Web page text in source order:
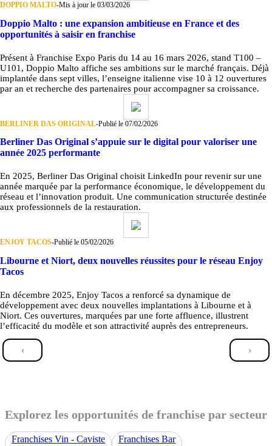
DOPPIO MALTO-Mis à jour le 03/03/2026
Doppio Malto : une expansion ambitieuse en France et des
opportunités à saisir en franchise
Présent à Franchise Expo Paris du 14 au 16 mars 2026, stand T100 –
U101, Doppio Malto affiche ses ambitions sur le marché français. Déjà
implantée dans sept villes, l’enseigne italienne vise 10 à 12 ouvertures
par an et recherche des partenaires pour accompagner sa croissance.
BERLINER DAS ORIGINAL-Publié le 07/02/2026
Berliner Das Original s’appuie sur le digital pour valoriser une
année 2025 performante
En 2025, Berliner Das Original choisit LinkedIn pour revenir sur une
année marquée par la performance économique, le développement du
réseau et l’innovation produit. Une communication structurée destinée
aux professionnels de la restauration.
ENJOY TACOS-Publié le 05/02/2026
Libourne et Niort, deux nouvelles réussites pour le réseau Enjoy
Tacos
En décembre 2025, Enjoy Tacos a renforcé sa dynamique de
développement avec deux nouvelles implantations à Libourne et à
Niort. Ces ouvertures, marquées par une forte affluence, illustrent
l’efficacité du modèle et son attractivité auprès des entrepreneurs.
‹ ›
Explorez les opportunités de franchise par secteur
Franchises Vin - Caviste Franchises Bar